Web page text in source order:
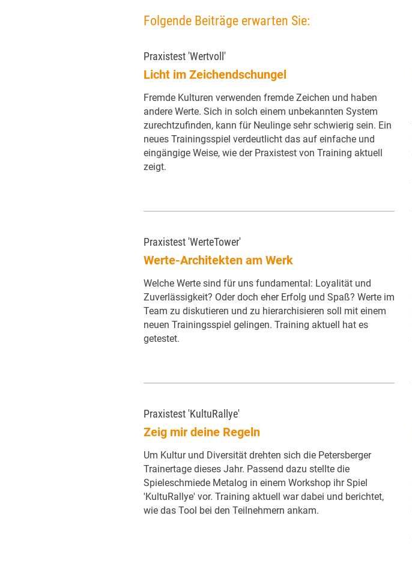
Folgende Beiträge erwarten Sie:
Praxistest 'Wertvoll'
Licht im Zeichendschungel
Fremde Kulturen verwenden fremde Zeichen und haben
andere Werte. Sich in solch einem unbekannten System
zurechtzufinden, kann für Neulinge sehr schwierig sein. Ein
neues Trainingsspiel verdeutlicht das auf einfache und
eingängige Weise, wie der Praxistest von Training aktuell
zeigt.
Praxistest 'WerteTower'
Werte-Architekten am Werk
Welche Werte sind für uns fundamental: Loyalität und
Zuverlässigkeit? Oder doch eher Erfolg und Spaß? Werte im
Team zu diskutieren und zu hierarchisieren soll mit einem
neuen Trainingsspiel gelingen. Training aktuell hat es
getestet.
Praxistest 'KultuRallye'
Zeig mir deine Regeln
Um Kultur und Diversität drehten sich die Petersberger
Trainertage dieses Jahr. Passend dazu stellte die
Spieleschmiede Metalog in einem Workshop ihr Spiel
'KultuRallye' vor. Training aktuell war dabei und berichtet,
wie das Tool bei den Teilnehmern ankam.